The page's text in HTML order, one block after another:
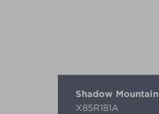
Shadow Mountain
X85R181A